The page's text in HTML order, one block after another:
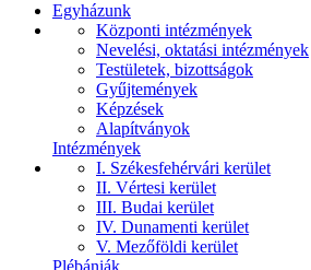
Egyházunk
Központi intézmények
Nevelési, oktatási intézmények
Testületek, bizottságok
Gyűjtemények
Képzések
Alapítványok
Intézmények
I. Székesfehérvári kerület
II. Vértesi kerület
III. Budai kerület
IV. Dunamenti kerület
V. Mezőföldi kerület
Plébániák